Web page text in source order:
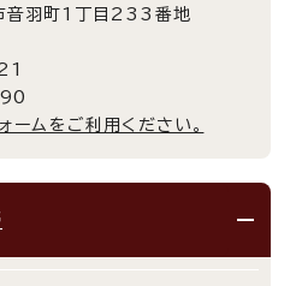
羽町1丁目233番地
ームをご利用ください。